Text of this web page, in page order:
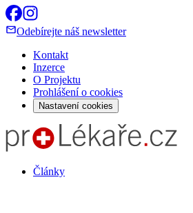
Odebírejte náš newsletter
Kontakt
Inzerce
O Projektu
Prohlášení o cookies
Nastavení cookies
Články